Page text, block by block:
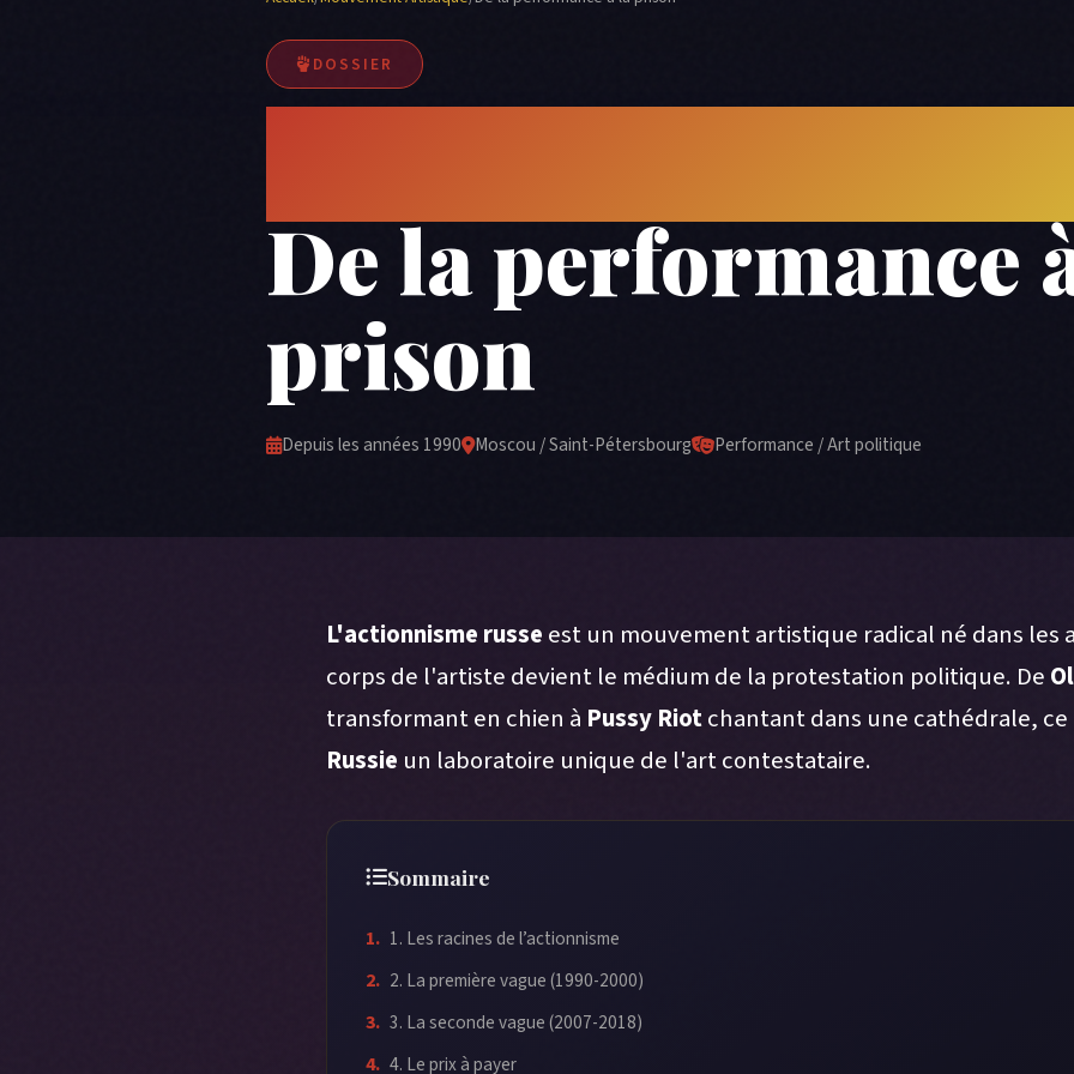
DOSSIER
De la performance
prison
Depuis les années 1990 Moscou / Saint-Pétersbourg Performance / Art politique
L'actionnisme russe est un mouvement artistique radical né dans les
corps de l'artiste devient le médium de la protestation politique. De
transformant en chien à Pussy Riotchantant dans une cathédrale,
Russie un laboratoire unique de l'art contestataire.
Sommaire
1. Les racines de l’actionnisme
2. La première vague (1990-2000)
3. La seconde vague (2007-2018)
4. Le prix à payer